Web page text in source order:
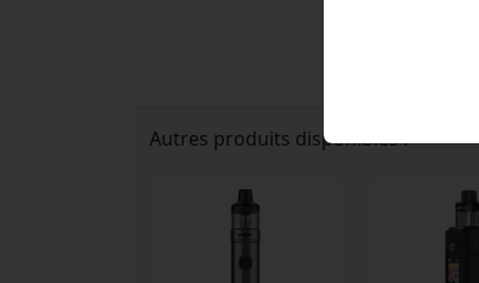
Autres produits disponibles :